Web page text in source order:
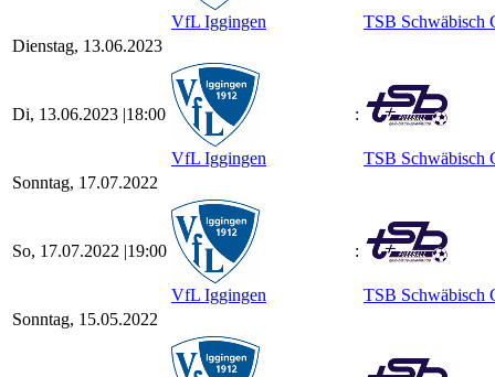
VfL Iggingen
TSB Schwäbisch
Dienstag, 13.06.2023
Di, 13.06.2023 |18:00
VfL Iggingen
:
TSB Schwäbisch
Sonntag, 17.07.2022
So, 17.07.2022 |19:00
VfL Iggingen
:
TSB Schwäbisch
Sonntag, 15.05.2022